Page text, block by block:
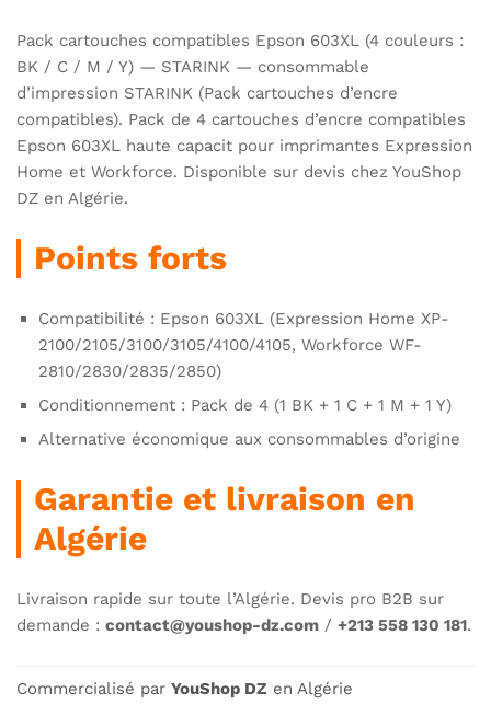
Pack cartouches compatibles Epson 603XL (4 couleurs :
BK / C / M / Y) — STARINK — consommable
d’impression STARINK (Pack cartouches d’encre
compatibles). Pack de 4 cartouches d’encre compatibles
Epson 603XL haute capacit pour imprimantes Expression
Home et Workforce. Disponible sur devis chez YouShop
DZ en Algérie.
Points forts
Compatibilité : Epson 603XL (Expression Home XP-
2100/2105/3100/3105/4100/4105, Workforce WF-
2810/2830/2835/2850)
Conditionnement : Pack de 4 (1 BK + 1 C + 1 M + 1 Y)
Alternative économique aux consommables d’origine
Garantie et livraison en
Algérie
Livraison rapide sur toute l’Algérie. Devis pro B2B sur
demande : contact@youshop-dz.com / +213 558 130 181.
Commercialisé par YouShop DZ en Algérie